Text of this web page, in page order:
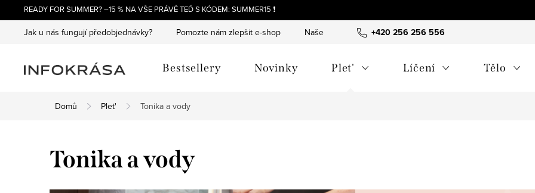
na
obsah
READY FOR SUMMER? –15 % NA VŠE PRÁVĚ TEĎ S KÓDEM: SUMMER15 ❗
+420 256 256 556
Jak u nás fungují předobjednávky? Pomozte nám zlepšit e-shop Naše tipy a příběhy O nás
Bestsellery Novinky Plet' Líčení Tělo
Domů Plet' Tonika a vody
Tonika a vody